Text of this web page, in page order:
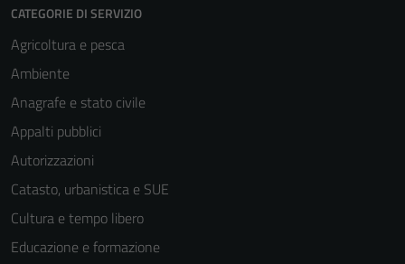
CATEGORIE DI SERVIZIO
Agricoltura e pesca
Ambiente
Anagrafe e stato civile
Appalti pubblici
Autorizzazioni
Catasto, urbanistica e SUE
Cultura e tempo libero
Educazione e formazione